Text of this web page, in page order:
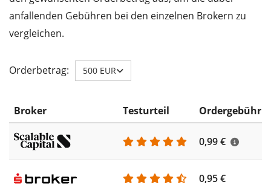
anfallenden Gebühren bei den einzelnen Brokern zu
vergleichen.
Orderbetrag: 500 EUR
Broker Testurteil Ordergebühr
0,99 €
0,95 €